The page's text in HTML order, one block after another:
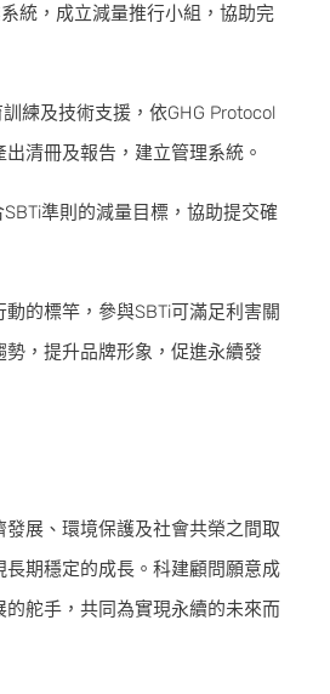
統，成立減量推行小組，協助完
練及技術支援，依GHG Protocol
清冊及報告，建立管理系統。
準則的減量目標，協助提交確
的標竿，參與SBTi可滿足利害關
，提升品牌形象，促進永續發
展、環境保護及社會共榮之間取
期穩定的成長。科建顧問願意成
的舵手，共同為實現永續的未來而